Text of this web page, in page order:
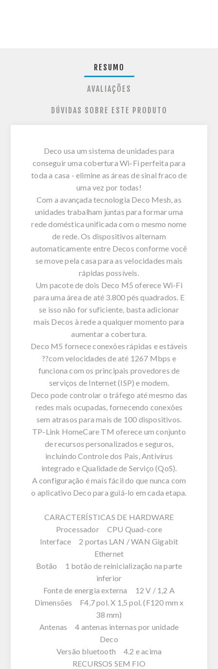
RESUMO
AVALIAÇÕES
DÚVIDAS SOBRE ESTE PRODUTO
Deco usa um sistema de unidades para
conseguir uma cobertura Wi-Fi perfeita para
toda a casa - elimine as áreas de sinal fraco de
uma vez por todas!
Com a avançada tecnologia Deco Mesh, as
unidades trabalham juntas para formar uma
rede doméstica unificada com o mesmo nome
de rede. Os dispositivos alternam
automaticamente entre Decos conforme você
se move pela casa para as velocidades mais
rápidas possíveis.
Um pacote de dois Deco M5 oferece Wi-Fi
para uma área de até 3.800 pés quadrados. E
se isso não for suficiente, basta adicionar
mais Decos à rede a qualquer momento para
aumentar a cobertura.
Deco M5 fornece conexões rápidas e estáveis
??com velocidades de até 1267 Mbps e
funciona com os principais provedores de
serviços de Internet (ISP) e modem.
Deco pode controlar o tráfego até mesmo das
redes mais ocupadas, fornecendo conexões
sem atrasos para mais de 100 dispositivos.
TP-Link HomeCare TM oferece um conjunto
de recursos personalizados e seguros,
incluindo Controle dos Pais, Antivírus
integrado e Qualidade de Serviço (QoS).
A configuração é mais fácil do que nunca com
o aplicativo Deco para guiá-lo em cada etapa.
CARACTERÍSTICAS DE HARDWARE
Processador CPU Quad-core
Interface 2 portas LAN / WAN Gigabit
Ethernet
Botão 1 botão de reinicialização na parte
inferior
Fonte de energia externa 12 V / 1,2 A
Dimensões F4,7 pol. X 1,5 pol. (F120 mm x
38 mm)
Antenas 4 antenas internas por unidade
Deco
Versão bluetooth 4.2 e acima
RECURSOS SEM FIO